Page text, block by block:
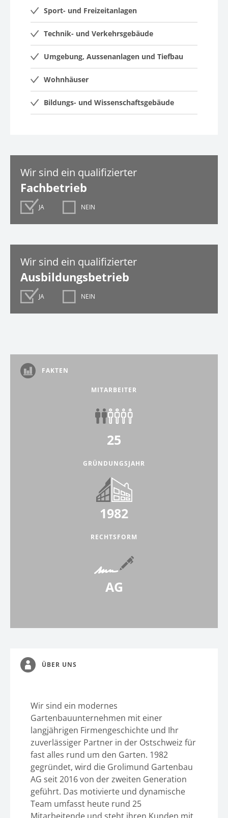
Sport- und Freizeitanlagen
Technik- und Verkehrsgebäude
Umgebung, Aussenanlagen und Tiefbau
Wohnhäuser
Bildungs- und Wissenschaftsgebäude
Wir sind ein qualifizierter
Fachbetrieb
JA NEIN
Wir sind ein qualifizierter
Ausbildungsbetrieb
JA NEIN
FAKTEN
MITARBEITER
25
GRÜNDUNGSJAHR
1982
RECHTSFORM
AG
ÜBER UNS
Wir sind ein modernes
Gartenbauunternehmen mit einer
langjährigen Firmengeschichte und Ihr
zuverlässiger Partner in der Ostschweiz für
fast alles rund um den Garten. 1982
gegründet, wird die Grolimund Gartenbau
AG seit 2016 von der zweiten Generation
geführt. Das motivierte und dynamische
Team umfasst heute rund 25